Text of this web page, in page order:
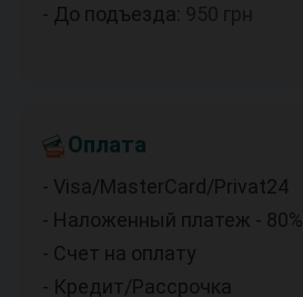
- До подъезда: 950 грн
Оплата
- Visa/MasterCard/Privat24
- Наложенный платеж - 80%
- Счет на оплату
- Кредит/Рассрочка